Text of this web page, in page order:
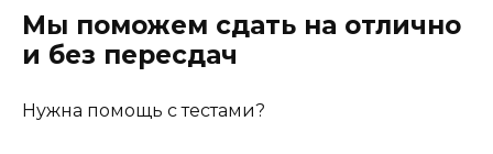
Мы поможем сдать на отлично
и без пересдач
Нужна помощь с тестами?